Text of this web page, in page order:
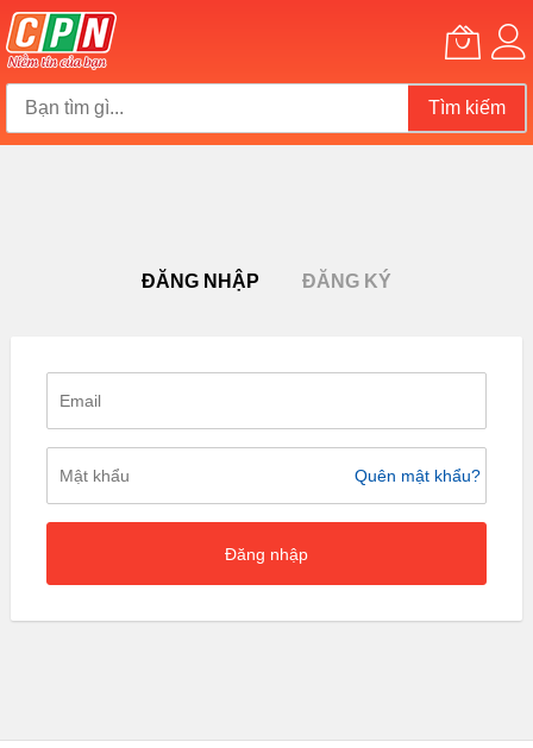
Tìm kiếm
ĐĂNG NHẬP ĐĂNG KÝ
Quên mật khẩu?
Đăng nhập